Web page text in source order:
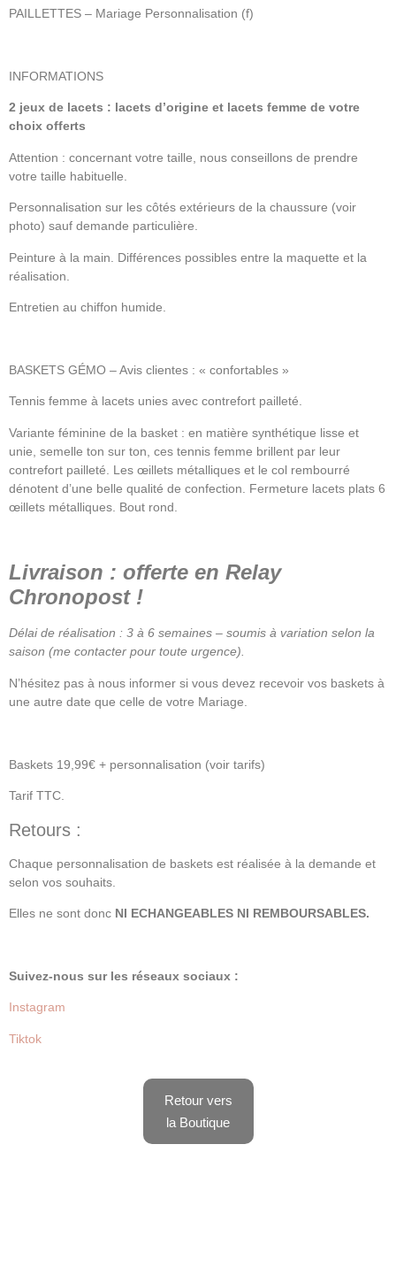
PAILLETTES – Mariage Personnalisation (f)
INFORMATIONS
2 jeux de lacets : lacets d’origine et lacets femme de votre
choix offerts
Attention : concernant votre taille, nous conseillons de prendre
votre taille habituelle.
Personnalisation sur les côtés extérieurs de la chaussure (voir
photo) sauf demande particulière.
Peinture à la main. Différences possibles entre la maquette et la
réalisation.
Entretien au chiffon humide.
BASKETS GÉMO – Avis clientes : « confortables »
Tennis femme à lacets unies avec contrefort pailleté.
Variante féminine de la basket : en matière synthétique lisse et
unie, semelle ton sur ton, ces tennis femme brillent par leur
contrefort pailleté. Les œillets métalliques et le col rembourré
dénotent d’une belle qualité de confection. Fermeture lacets plats 6
œillets métalliques. Bout rond.
Livraison : offerte en Relay
Chronopost !
Délai de réalisation : 3 à 6 semaines – soumis à variation selon la
saison (me contacter pour toute urgence).
N’hésitez pas à nous informer si vous devez recevoir vos baskets à
une autre date que celle de votre Mariage.
Baskets 19,99€ + personnalisation (voir tarifs)
Tarif TTC.
Retours :
Chaque personnalisation de baskets est réalisée à la demande et
selon vos souhaits.
Elles ne sont donc NI ECHANGEABLES NI REMBOURSABLES.
Suivez-nous sur les réseaux sociaux :
Instagram
Tiktok
Retour vers
la Boutique